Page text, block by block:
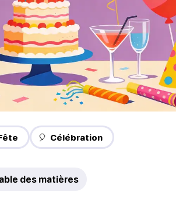
🎈 Célébration
des matières